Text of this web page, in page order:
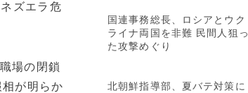
ズエラ危
場の閉鎖
が明らか
国連事務総長、ロシアとウク
ライナ両国を非難 民間人狙っ
た攻撃めぐり
北朝鮮指導部、夏バテ対策に